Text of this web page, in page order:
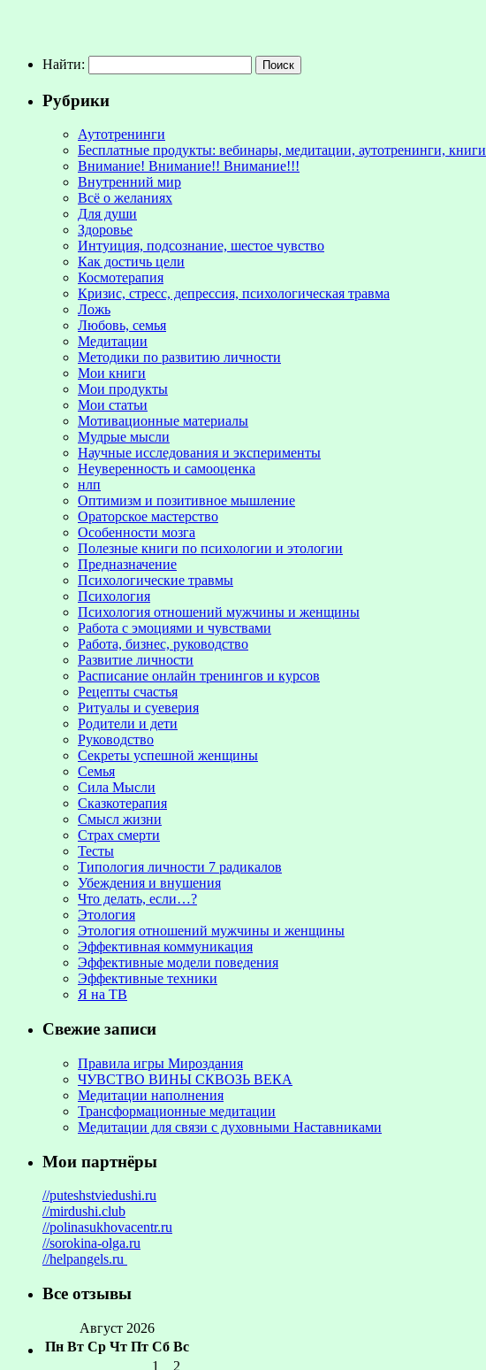
Найти:
Рубрики
Аутотренинги
Бесплатные продукты: вебинары, медитации, аутотренинги, книги
Внимание! Внимание!! Внимание!!!
Внутренний мир
Всё о желаниях
Для души
Здоровье
Интуиция, подсознание, шестое чувство
Как достичь цели
Космотерапия
Кризис, стресс, депрессия, психологическая травма
Ложь
Любовь, семья
Медитации
Методики по развитию личности
Мои книги
Мои продукты
Мои статьи
Мотивационные материалы
Мудрые мысли
Научные исследования и эксперименты
Неуверенность и самооценка
нлп
Оптимизм и позитивное мышление
Ораторское мастерство
Особенности мозга
Полезные книги по психологии и этологии
Предназначение
Психологические травмы
Психология
Психология отношений мужчины и женщины
Работа с эмоциями и чувствами
Работа, бизнес, руководство
Развитие личности
Расписание онлайн тренингов и курсов
Рецепты счастья
Ритуалы и суеверия
Родители и дети
Руководство
Секреты успешной женщины
Семья
Сила Мысли
Сказкотерапия
Смысл жизни
Страх смерти
Тесты
Типология личности 7 радикалов
Убеждения и внушения
Что делать, если…?
Этология
Этология отношений мужчины и женщины
Эффективная коммуникация
Эффективные модели поведения
Эффективные техники
Я на ТВ
Свежие записи
Правила игры Мироздания
ЧУВСТВО ВИНЫ СКВОЗЬ ВЕКА
Медитации наполнения
Трансформационные медитации
Медитации для связи с духовными Наставниками
Мои партнёры
//puteshstviedushi.ru
//mirdushi.club
//polinasukhovacentr.ru
//sorokina-olga.ru
//helpangels.ru
Все отзывы
Август 2026
Пн Вт Ср Чт Пт Сб Вс
1
2